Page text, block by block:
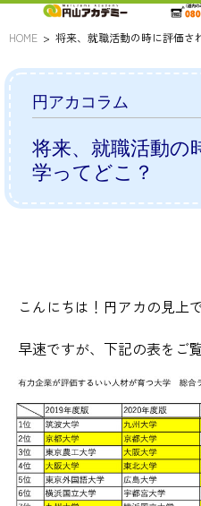
HOME 将来、就職活動の時に評価さ
円アカコラム
将来、就職活動の
学ってどこ？
こんにちは！円アカの見上
早速ですが、下記の表をご